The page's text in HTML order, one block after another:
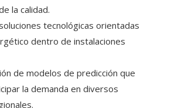
la calidad.
tecnológicas orientadas
dentro de instalaciones
de modelos de predicción que
la demanda en diversos